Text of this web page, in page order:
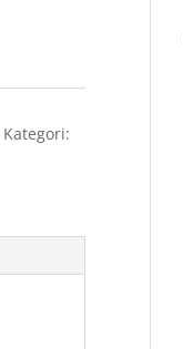
Kategori: